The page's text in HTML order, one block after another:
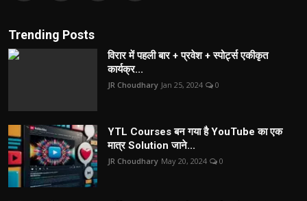
Trending Posts
विरार में पहली बार + प्रवेश + स्पोर्ट्स एकीकृत
कार्यक्र...
JR Choudhary Jan 25, 2024 0
YTL Courses बन गया है YouTube का एक
मात्र Solution जाने...
JR Choudhary May 20, 2024 0